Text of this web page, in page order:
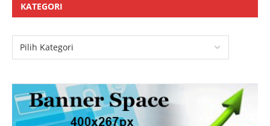
KATEGORI